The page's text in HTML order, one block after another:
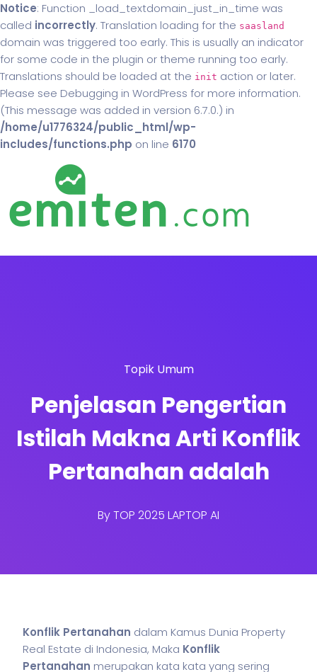
Notice: Function _load_textdomain_just_in_time was
called incorrectly. Translation loading for the saasland
domain was triggered too early. This is usually an indicator
for some code in the plugin or theme running too early.
Translations should be loaded at the init action or later.
Please see Debugging in WordPress for more information.
(This message was added in version 6.7.0.) in
/home/u1776324/public_html/wp-
includes/functions.php on line 6170
Topik Umum
Penjelasan Pengertian
Istilah Makna Arti Konflik
Pertanahan adalah
ByTOP 2025 LAPTOP AI
Konflik Pertanahan dalam Kamus Dunia Property
Real Estate di Indonesia, Maka Konflik
Pertanahan merupakan kata kata yang sering